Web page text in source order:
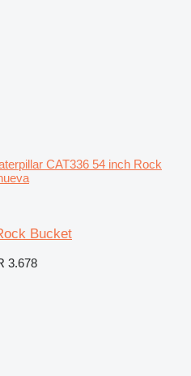
CAT336 54 inch Rock
Bucket
3.678